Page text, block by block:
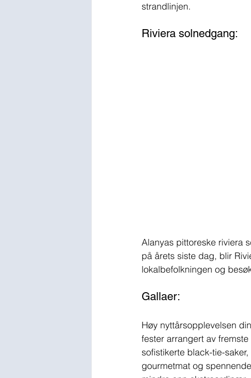
strandlinjen.
Riviera solnedgang:
Alanyas pittoreske riviera
på årets siste dag, blir
lokalbefolkningen og
Gallaer:
Høy nyttårsopplevelsen
fester arrangert av
sofistikerte black-tie-
gourmetmat og